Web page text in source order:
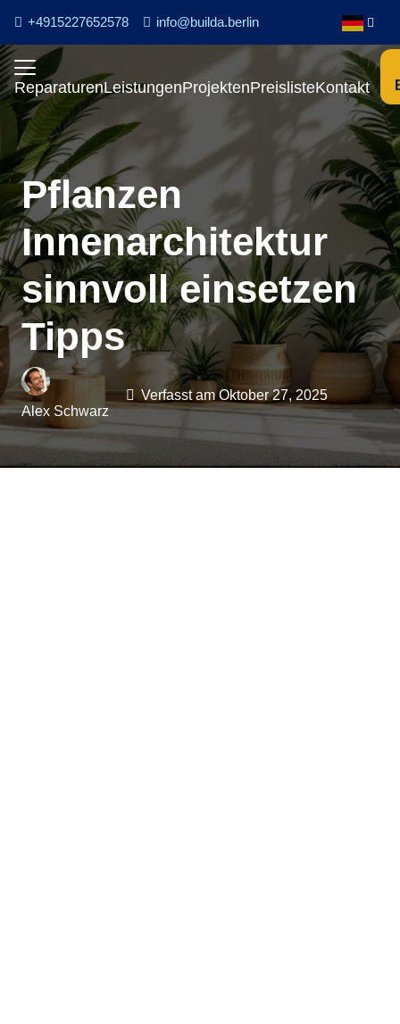
+4915227652578 info@builda.berlin
ReparaturenLeistungenProjektenPreislisteKontakt
Pflanzen
Innenarchitektur
sinnvoll einsetzen
Tipps
Alex Schwarz
Verfasst amOktober 27, 2025